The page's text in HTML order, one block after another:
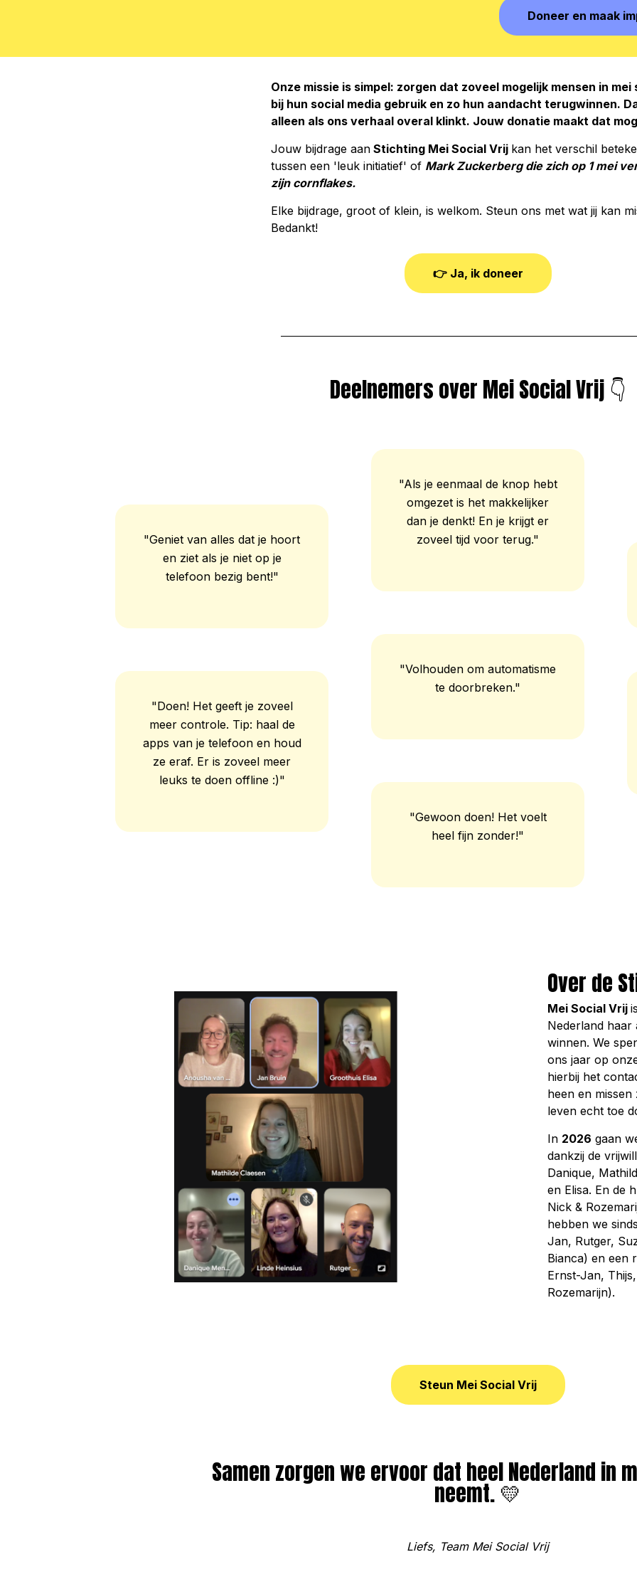
Doneer en maak
Onze missie is simpel: zorgen dat zoveel mogelijk mensen in
bij hun social media gebruik en zo hun aandacht terugwinnen.
alleen als ons verhaal overal klinkt. Jouw donatie maakt dat
Jouw bijdrage aanStichting Mei Social Vrij kan het verschil
tussen een 'leuk initiatief' of Mark Zuckerberg die zich op 1 mei
zijn cornflakes.
Elke bijdrage, groot of klein, is welkom. Steun ons met wat jij kan
Bedankt!
👉 Ja, ik doneer
Deelnemers over Mei Social Vrij 👇
"Geniet van alles dat je hoort
en ziet als je niet op je
telefoon bezig bent!"
"Doen! Het geeft je zoveel
meer controle. Tip: haal de
apps van je telefoon en houd
ze eraf. Er is zoveel meer
leuks te doen offline :)"
"Als je eenmaal de knop hebt
omgezet is het makkelijker
dan je denkt! En je krijgt er
zoveel tijd voor terug."
"Volhouden om automatisme
te doorbreken."
"Gewoon doen! Het voelt
heel fijn zonder!"
Over de
Mei Social Vrij
Nederland haar
winnen. We
ons jaar op
hierbij het
heen en
leven echt toe
In 2026 gaan
dankzij de
Danique,
en Elisa. En de
Nick &
hebben we
Jan, Rutger,
Bianca) en een
Ernst-Jan,
Rozemarijn).
Steun Mei Social Vrij
Samen zorgen we ervoor dat heel Nederland in
neemt. 💛
Liefs, Team Mei Social Vrij